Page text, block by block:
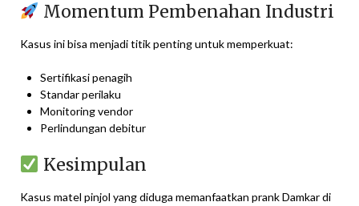
Momentum Pembenahan Industri
Kasus ini bisa menjadi titik penting untuk memperkuat:
Sertifikasi penagih
Standar perilaku
Monitoring vendor
Perlindungan debitur
Kesimpulan
Kasus matel pinjol yang diduga memanfaatkan prank Damkar di